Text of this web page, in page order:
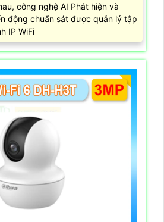
công nghệ AI Phát hiện và
động chuẩn sát được quản lý tập
IP WiFi